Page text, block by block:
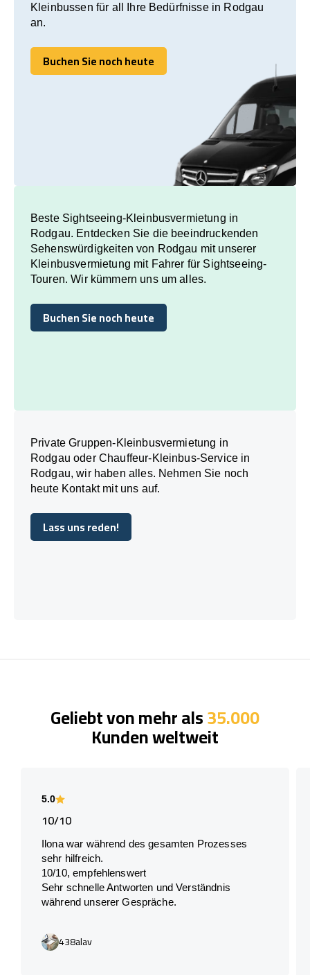
Kleinbussen für all Ihre Bedürfnisse in Rodgau
an.
Buchen Sie noch heute
Buchen Sie noch heute
Beste Sightseeing-Kleinbusvermietung in
Rodgau. Entdecken Sie die beeindruckenden
Sehenswürdigkeiten von Rodgau mit unserer
Kleinbusvermietung mit Fahrer für Sightseeing-
Touren. Wir kümmern uns um alles.
Buchen Sie noch heute
Buchen Sie noch heute
Private Gruppen-Kleinbusvermietung in
Rodgau oder Chauffeur-Kleinbus-Service in
Rodgau, wir haben alles. Nehmen Sie noch
heute Kontakt mit uns auf.
Lass uns reden!
Lass uns reden!
Geliebt von mehr als35.000
Kunden weltweit
5.0
10/10
Ilona war während des gesamten Prozesses
sehr hilfreich.
10/10, empfehlenswert
Sehr schnelle Antworten und Verständnis
während unserer Gespräche.
438alav